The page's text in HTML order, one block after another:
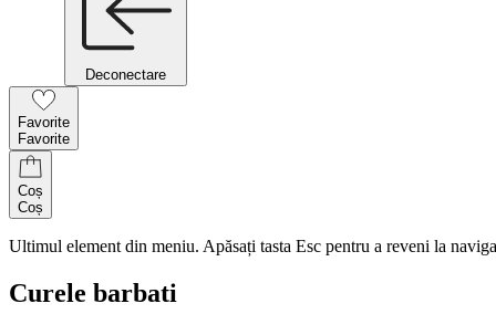
Deconectare
Favorite
Favorite
Coș
Coș
Ultimul element din meniu. Apăsați tasta Esc pentru a reveni la
Curele barbati